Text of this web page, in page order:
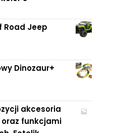
Road Jeep
Dinozaur+
akcesoria
funkcjami